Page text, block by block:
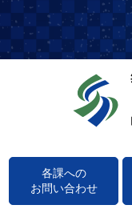
各課への
お問い合わせ